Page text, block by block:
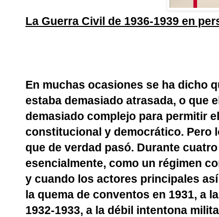
La Guerra Civil de 1936-1939 en
En muchas ocasiones se ha dicho
estaba demasiado atrasada, o que
demasiado complejo para permitir
constitucional y democrático. Pero
que de verdad pasó. Durante
esencialmente, como un régimen
y cuando los actores principales
la quema de conventos en 1931, a
1932-1933, a la débil intentona